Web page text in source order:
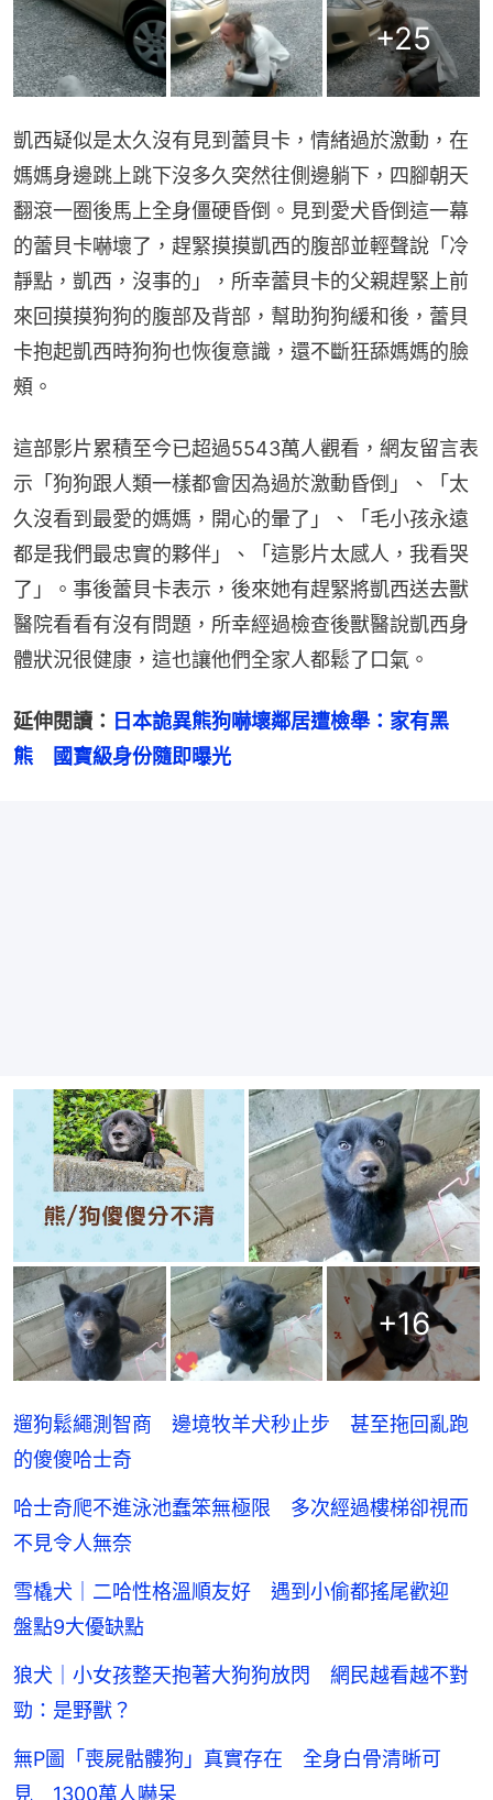
+25
凱西疑似是太久沒有見到蕾貝卡，情緒過於激動，在
媽媽身邊跳上跳下沒多久突然往側邊躺下，四腳朝天
翻滾一圈後馬上全身僵硬昏倒。見到愛犬昏倒這一幕
的蕾貝卡嚇壞了，趕緊摸摸凱西的腹部並輕聲說「冷
靜點，凱西，沒事的」，所幸蕾貝卡的父親趕緊上前
來回摸摸狗狗的腹部及背部，幫助狗狗緩和後，蕾貝
卡抱起凱西時狗狗也恢復意識，還不斷狂舔媽媽的臉
頰。
這部影片累積至今已超過5543萬人觀看，網友留言表
示「狗狗跟人類一樣都會因為過於激動昏倒」、「太
久沒看到最愛的媽媽，開心的暈了」、「毛小孩永遠
都是我們最忠實的夥伴」、「這影片太感人，我看哭
了」。事後蕾貝卡表示，後來她有趕緊將凱西送去獸
醫院看看有沒有問題，所幸經過檢查後獸醫說凱西身
體狀況很健康，這也讓他們全家人都鬆了口氣。
延伸閱讀： 日本詭異熊狗嚇壞鄰居遭檢舉：家有黑
熊　國寶級身份隨即曝光
+16
遛狗鬆繩測智商 邊境牧羊犬秒止步 甚至拖回亂跑
的傻傻哈士奇
哈士奇爬不進泳池蠢笨無極限 多次經過樓梯卻視而
不見令人無奈
雪橇犬｜二哈性格溫順友好 遇到小偷都搖尾歡迎
盤點9大優缺點
狼犬｜小女孩整天抱著大狗狗放閃 網民越看越不對
勁：是野獸？
無P圖「喪屍骷髏狗」真實存在 全身白骨清晰可
見 1300萬人嚇呆